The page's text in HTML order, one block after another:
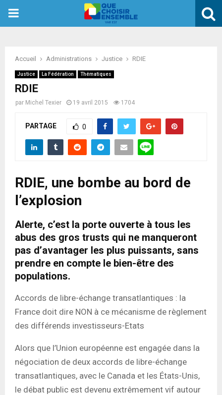
PRIMARY
Accueil Administrations Justice RDIE
Justice La Fédération Thématiques
RDIE
par Michel Texier 19 avril 2015 1704
PARTAGE 0
RDIE, une bombe au bord de
l’explosion
Alerte, c’est la porte ouverte à tous les
abus des gros trusts qui ne manqueront
pas d’avantager les plus puissants, sans
prendre en compte le bien-être des
populations.
Accords de libre-échange transatlantiques : la
France doit dire NON à ce mécanisme de règlement
des différends investisseurs-Etats
Alors que l’Union européenne est engagée dans la
négociation de deux accords de libre-échange
transatlantiques, avec le Canada et les États-Unis,
le débat public est devenu extrêmement vif autour